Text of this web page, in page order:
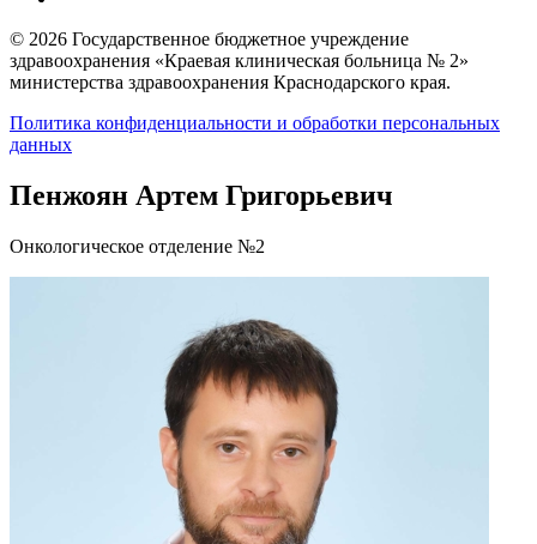
© 2026 Государственное бюджетное учреждение
здравоохранения «Краевая клиническая больница № 2»
министерства здравоохранения Краснодарского края.
Политика конфиденциальности и обработки персональных
данных
Пенжоян Артем Григорьевич
Онкологическое отделение №2